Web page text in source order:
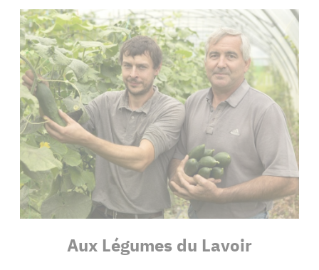
Aux Légumes du Lavoir